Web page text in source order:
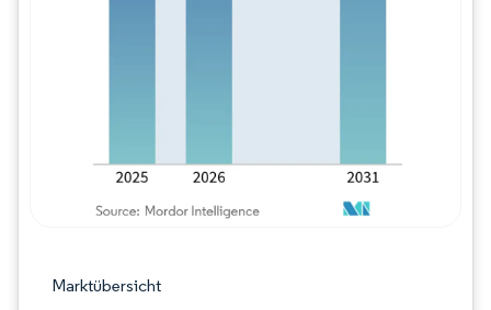
Marktübersicht